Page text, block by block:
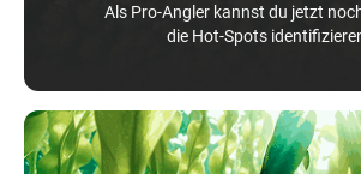
Als Pro-Angler kannst du jetzt
die Hot-Spots